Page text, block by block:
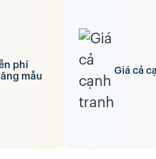
phí
mẫu
Giá cả